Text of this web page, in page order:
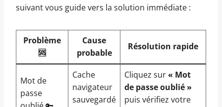
suivant vous guide vers la solution immédiate :
Problème
🆘
Cause
probable
Résolution rapide
Mot de
passe
Cache
navigateur
sauvegardé
Cliquez sur« Mot
de passe oublié »
puis vérifiez votre